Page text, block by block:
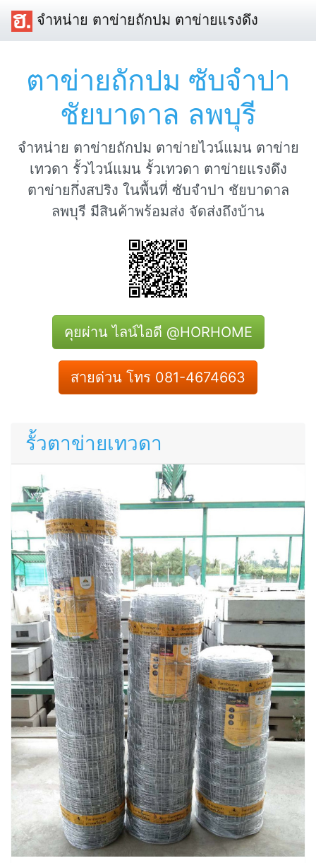
จำหน่าย ตาข่ายถักปม ตาข่ายแรงดึง
ตาข่ายถักปม ซับจำปา
ชัยบาดาล ลพบุรี
จำหน่าย ตาข่ายถักปม ตาข่ายไวน์แมน ตาข่าย
เทวดา รั้วไวน์แมน รั้วเทวดา ตาข่ายแรงดึง
ตาข่ายกึ่งสปริง ในพื้นที่ ซับจำปา ชัยบาดาล
ลพบุรี มีสินค้าพร้อมส่ง จัดส่งถึงบ้าน
คุยผ่าน ไลน์ไอดี @HORHOME
สายด่วน โทร 081-4674663
รั้วตาข่ายเทวดา